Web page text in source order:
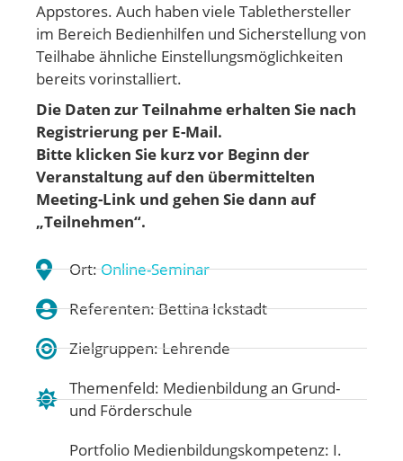
Appstores. Auch haben viele Tablethersteller
im Bereich Bedienhilfen und Sicherstellung von
Teilhabe ähnliche Einstellungsmöglichkeiten
bereits vorinstalliert.
Die Daten zur Teilnahme erhalten Sie nach
Registrierung per E-Mail.
Bitte klicken Sie kurz vor Beginn der
Veranstaltung auf den übermittelten
Meeting-Link und gehen Sie dann auf
„Teilnehmen“.
Ort:Online-Seminar
Referenten: Bettina Ickstadt
Zielgruppen: Lehrende
Themenfeld: Medienbildung an Grund-
und Förderschule
Portfolio Medienbildungskompetenz: I.